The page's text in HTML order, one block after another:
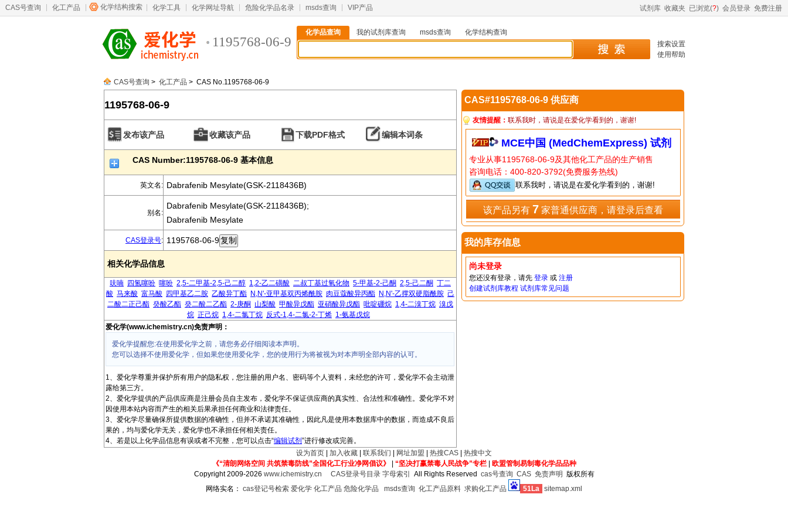
CAS号查询 化工产品 化学结构搜索 化学工具 化学网址导航 危险化学品名录 msds查询 VIP产品 试剂库 收藏夹 已浏览(?) 会员登录 免费注册
1195768-06-9
化学品查询 我的试剂库查询 msds查询
化学结构查询
搜索设置
使用帮助
CAS号查询 > 化工产品 > CAS No.1195768-06-9
1195768-06-9
发布该产品 收藏该产品 下载PDF格式 编辑本词条
CAS Number:1195768-06-9 基本信息
英文名: Dabrafenib Mesylate(GSK-2118436B)
别名:
Dabrafenib Mesylate(GSK-2118436B);
Dabrafenib Mesylate
CAS登录号: 1195768-06-9
相关化学品信息
呋喃 四氢噻吩 噻吩 2,5-二甲基-2,5-己二醇 1,2-乙二磺酸 二叔丁基过氧化物 5-甲基-2-己酮 2,5-己二酮 丁二
酸 马来酸 富马酸 四甲基乙二胺 乙酸异丁酯 N,N'-亚甲基双丙烯酰胺 肉豆蔻酸异丙酯 N,N'-乙撑双硬脂酰胺 己
二酸二正己酯 癸酸乙酯 癸二酸二乙酯 2-庚酮 山梨酸 甲酸异戊酯 亚硝酸异戊酯 吡啶硼烷 1,4-二溴丁烷 溴戊
烷 正己烷 1,4-二氯丁烷 反式-1,4-二氯-2-丁烯 1-氨基戊烷
爱化学(www.ichemistry.cn)免责声明：
爱化学提醒您:在使用爱化学之前，请您务必仔细阅读本声明。
您可以选择不使用爱化学，但如果您使用爱化学，您的使用行为将被视为对本声明全部内容的认可。
1、爱化学尊重并保护所有用户的隐私权，您注册的用户名、密码等个人资料，未经您的许可，爱化学不会主动泄
露给第三方。
2、爱化学提供的产品供应商是注册会员自主发布，爱化学不保证供应商的真实性、合法性和准确性。爱化学不对
因使用本站内容而产生的相关后果承担任何商业和法律责任。
3、爱化学尽量确保所提供数据的准确性，但并不承诺其准确性，因此凡是使用本数据库中的数据，而造成不良后
果的，均与爱化学无关，爱化学也不承担任何相关责任。
4、若是以上化学品信息有误或者不完整，您可以点击“编辑试剂 ”进行修改或完善。
CAS#1195768-06-9 供应商
友情提醒： 联系我时，请说是在爱化学看到的，谢谢!
MCE中国 (MedChemExpress) 试剂
专业从事1195768-06-9及其他化工产品的生产销售
咨询电话：400-820-3792(免费服务热线)
联系我时，请说是在爱化学看到的，谢谢!
该产品另有 7家普通供应商，请登录后查看
我的库存信息
尚未登录
您还没有登录，请先 登录或 注册
创建试剂库教程 试剂库常见问题
设为首页 加入收藏 联系我们 网址加盟 热搜CAS
热搜中文
《“清朗网络空间 共筑禁毒防线”全国化工行业净网倡议》
“坚决打赢禁毒人民战争”专栏|
欧盟管制易制毒化学品品种
Copyright 2009-2026 www.ichemistry.cn CAS登录号目录 字母索引 All Rights Reserved cas号查询 CAS 免责声明 版权所有
网络实名： cas登记号检索 爱化学 化工产品 危险化学品 msds查询 化工产品原料 求购化工产品 51La sitemap.xml